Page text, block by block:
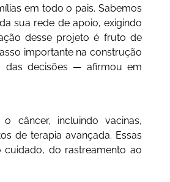
em todo o pais. Sabemos
sua rede de apoio, exigindo
desse projeto é fruto de
importante na construção
decisões — afirmou em
câncer, incluindo vacinas,
de terapia avançada. Essas
do rastreamento ao